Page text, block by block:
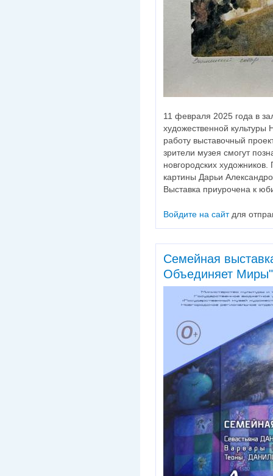
11 февраля 2025 года в
художественной культуры
работу выставочный
зрители музея смогут
новгородских
картины Дарьи
Выставка приурочена к
Войдите на сайтдля
Семейная
Объединяет Миры"